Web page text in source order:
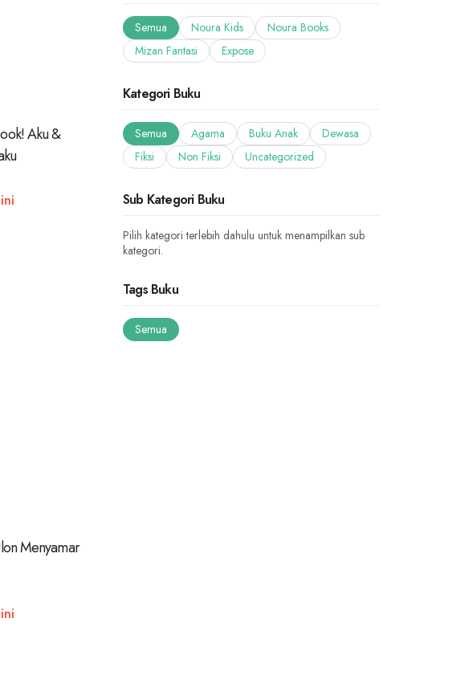
Aku &
Menyamar
Semua Noura Kids
Noura Books
Mizan Fantasi
Expose
Kategori Buku
Semua Agama Buku Anak
Dewasa
Fiksi
Non Fiksi Uncategorized
Sub Kategori Buku
Pilih kategori terlebih dahulu untuk menampilkan sub
kategori.
Tags Buku
Semua